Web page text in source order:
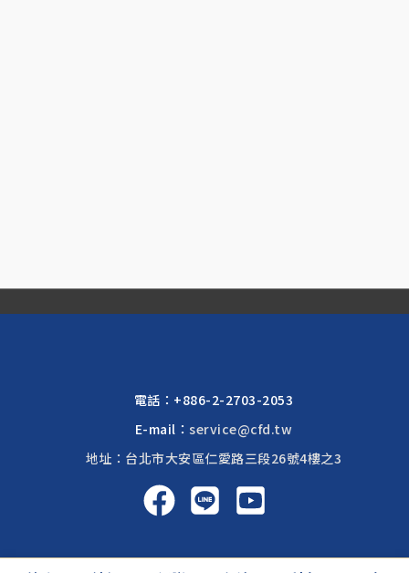
電話： +886-2-2703-2053
E-mail：service@cfd.tw
地址：台北市大安區仁愛路三段26號4樓之3